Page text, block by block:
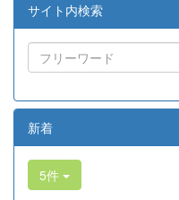
サイト内検索
新着
5件